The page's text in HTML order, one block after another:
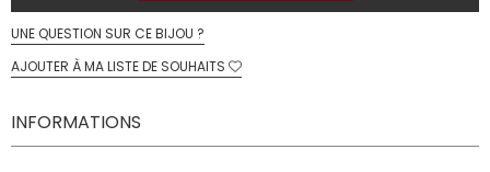
UNE QUESTION SUR CE BIJOU ?
AJOUTER À MA LISTE DE SOUHAITS
INFORMATIONS